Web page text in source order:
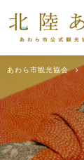
あわら市観光協会